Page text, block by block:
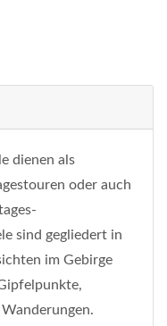
dienen als
oder auch
sind gegliedert in
im Gebirge